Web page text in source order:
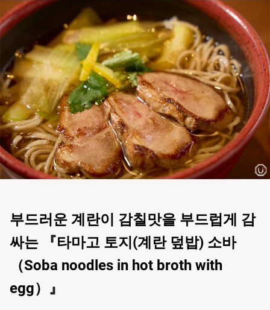
부드러운 계란이 감칠맛을 부드럽게 감
싸는 『타마고 토지(계란 덮밥) 소바
（Soba noodles in hot broth with
egg）』